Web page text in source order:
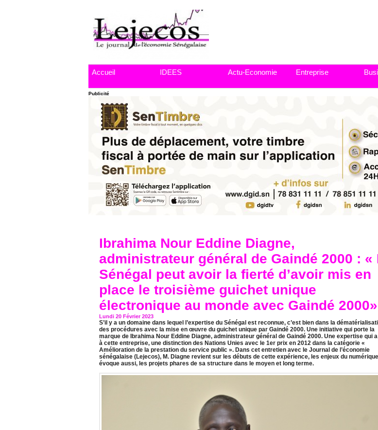
Accueil IDEES Actu-Economie Entreprise
Publicité
Ibrahima Nour Eddine Diagne,
administrateur général de Gaindé 2000 : «
Sénégal peut avoir la fierté d’avoir mis en
place le troisième guichet unique
électronique au monde avec Gaindé 2000»
Lundi 20 Février 2023
S’il y a un domaine dans lequel l’expertise du Sénégal est reconnue, c’est bien dans la
des procédures avec la mise en œuvre du guichet unique par Gaindé 2000. Une initiative qui porte la
marque de Ibrahima Nour Eddine Diagne, administrateur général de Gaindé 2000. Une expertise qui
à cette entreprise, une distinction des Nations Unies avec le 1er prix en 2012 dans la catégorie «
Amélioration de la prestation du service public ». Dans cet entretien avec le Journal de l’économie
sénégalaise (Lejecos), M. Diagne revient sur les débuts de cette expérience, les enjeux du numérique.
évoque aussi, les projets phares de sa structure dans le moyen et long terme.